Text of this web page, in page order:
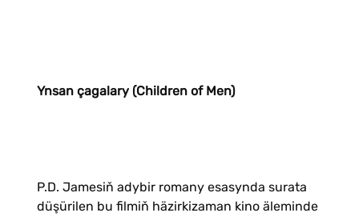
Ynsan çagalary (Children of Men)
P.D. Jamesiň adybir romany esasynda surata
düşürilen bu filmiň häzirkizaman kino äleminde